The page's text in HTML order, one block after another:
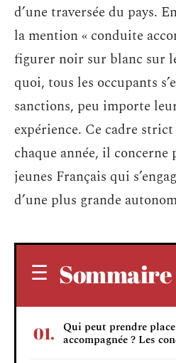
d’une traversée du pays.
la mention « conduite
figurer noir sur blanc sur
quoi, tous les occupants
sanctions, peu importe
expérience. Ce cadre strict
chaque année, il concerne
jeunes Français qui
d’une plus grande
Sommaire
Qui peut prendre
accompagnée ? Les